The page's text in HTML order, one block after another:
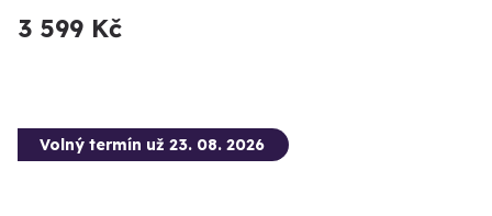
3 599 Kč
Volný termín už 23. 08. 2026